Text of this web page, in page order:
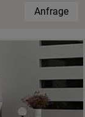
Anfrage